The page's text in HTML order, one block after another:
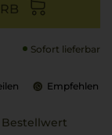
Sofort lieferbar
Empfehlen